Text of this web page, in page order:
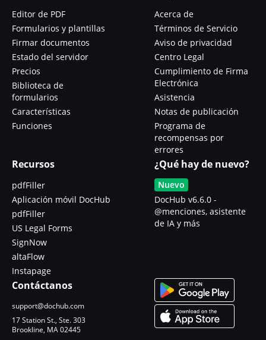
Editor de PDF
Formularios y plantillas
Firmar documentos
Estado del servidor
Precios
Biblioteca de
formularios
Características
Funciones
Acerca de
Términos de Servicio
Aviso de privacidad
Centro Legal
Cumplimiento de Firma
Electrónica
Asistencia
Notas de publicación
Programa de
recompensas por
errores
Recursos
pdfFiller
Aplicación móvil DocHub
pdfFiller
US Legal Forms
SignNow
altaFlow
Instapage
¿Qué hay de nuevo?
Nuevo
DocHub v6.6.0 -
@menciones, asistente
de IA y más
Contáctanos
support@dochub.com
17 Station St., Ste. 303
Brookline, MA 02445